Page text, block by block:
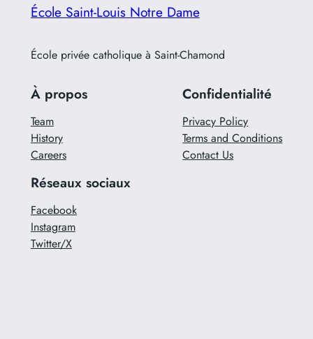
École Saint-Louis Notre Dame
École privée catholique à Saint-Chamond
À propos
Team
History
Careers
Confidentialité
Privacy Policy
Terms and Conditions
Contact Us
Réseaux sociaux
Facebook
Instagram
Twitter/X